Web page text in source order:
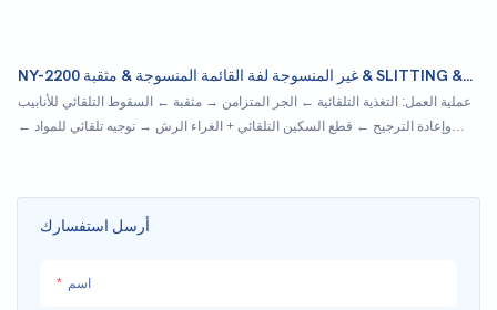
أرسل استفسارك
اسم
NY-2200 غير المنسوجة لفة القائمة المنسوجة & مثقبة & SLITTING &
جهاز إعادة الترجيح
عملية العمل: التغذية التلقائية ← الجر المتزامن → مثقبة ← السقوط التلقائي للأنابيب
وإعادة الترجيح ← قطع السكين التلقائي + الغراء الرش → توجيه تلقائي للمواد ←